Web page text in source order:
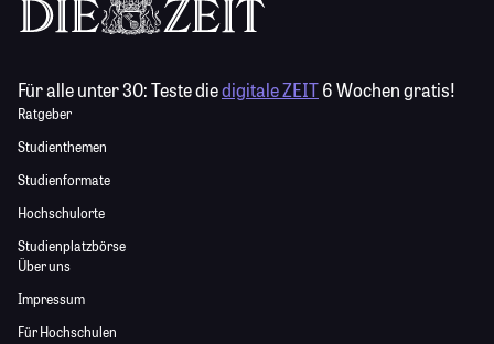
Für alle unter 30:Teste diedigitale ZEIT6 Wochen gratis!
Ratgeber
Studienthemen
Studienformate
Hochschulorte
Studienplatzbörse
Über uns
Impressum
Für Hochschulen